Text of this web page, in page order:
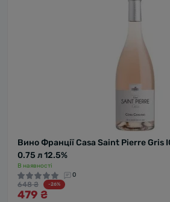
Вино Франції Casa Saint Pierre Gris
0.75 л 12.5%
В наявності
0
648 ₴ -26%
479 ₴